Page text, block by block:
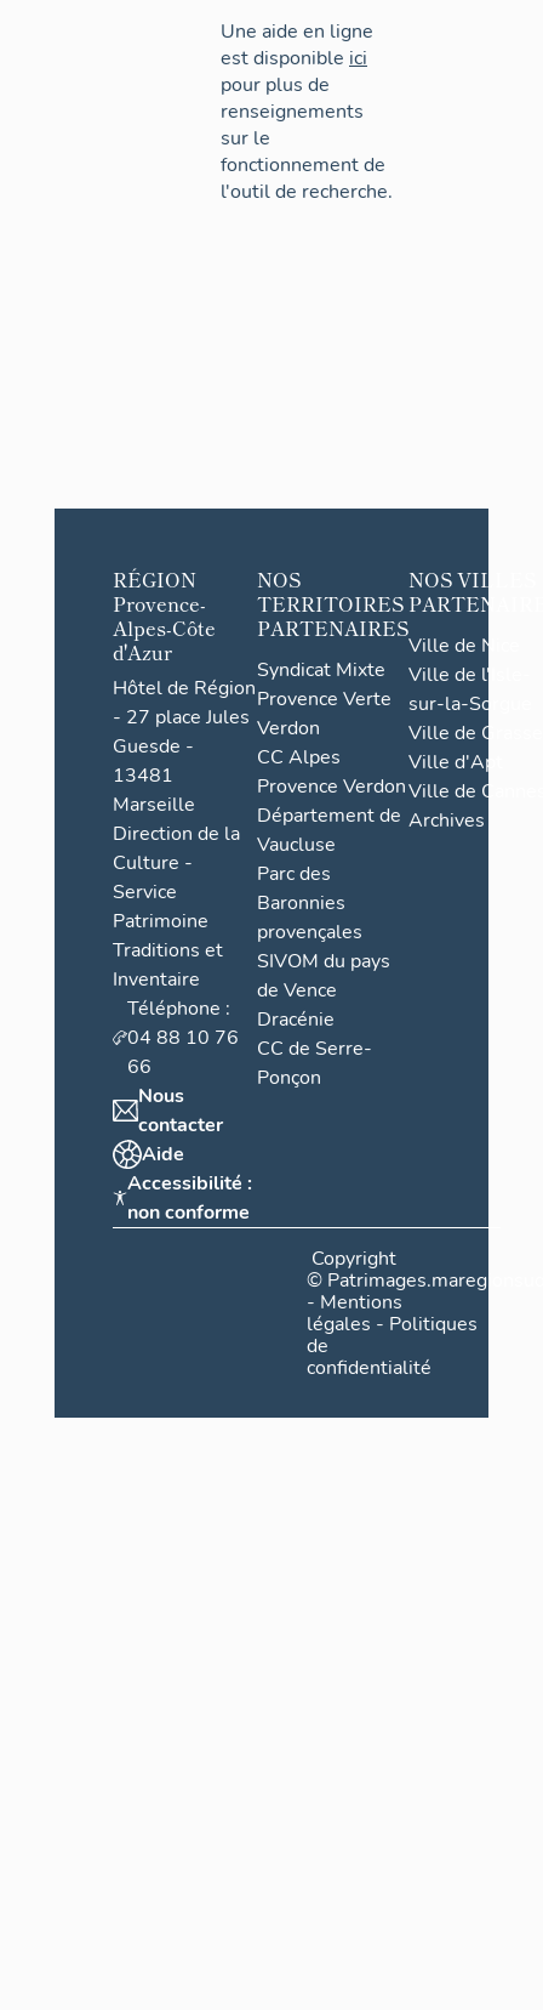
Une aide en ligne
est disponible ici
pour plus de
renseignements
sur le
fonctionnement de
l'outil de recherche.
RÉGION
Provence-
Alpes-Côte
d'Azur
Hôtel de Région
- 27 place Jules
Guesde -
13481
Marseille
Direction de la
Culture -
Service
Patrimoine
Traditions et
Inventaire
Téléphone :
04 88 10 76
66
Nous
contacter
Aide
Accessibilité :
non conforme
NOS
TERRITOIRES
PARTENAIRES
Syndicat Mixte
Provence Verte
Verdon
CC Alpes
Provence Verdon
Département de
Vaucluse
Parc des
Baronnies
provençales
SIVOM du pays
de Vence
Dracénie
CC de Serre-
Ponçon
NOS VILLES
Ville de Nice
Ville de l'Isle-
sur-la-Sorgue
Ville de Grasse
Ville d'Apt
Ville de
Archives
Copyright
©
- Mentions
légales - Politiques
de
confidentialité